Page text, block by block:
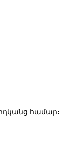
համար: